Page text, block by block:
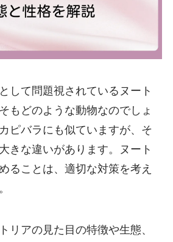
して問題視されているヌート
もどのような動物なのでしょ
ピバラにも似ていますが、そ
きな違いがあります。ヌート
ることは、適切な対策を考え
リアの見た目の特徴や生態、